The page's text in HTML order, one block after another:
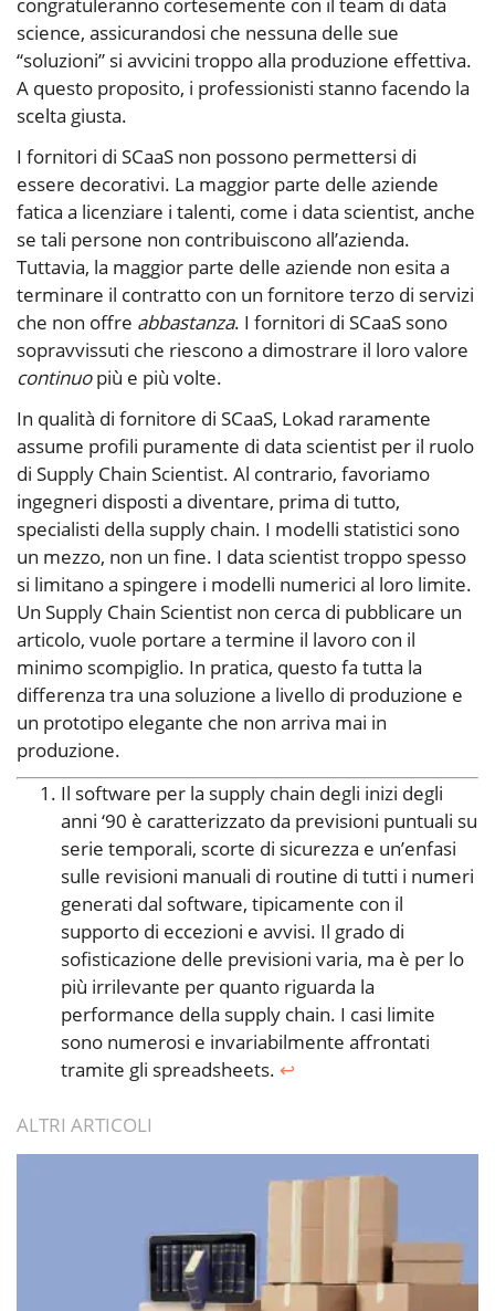
science, assicurandosi che nessuna delle sue
“soluzioni” si avvicini troppo alla produzione effettiva.
A questo proposito, i professionisti stanno facendo la
scelta giusta.
I fornitori di SCaaS non possono permettersi di
essere decorativi. La maggior parte delle aziende
fatica a licenziare i talenti, come i data scientist, anche
se tali persone non contribuiscono all’azienda.
Tuttavia, la maggior parte delle aziende non esita a
terminare il contratto con un fornitore terzo di servizi
che non offre abbastanza. I fornitori di SCaaS sono
sopravvissuti che riescono a dimostrare il loro valore
continuopiù e più volte.
In qualità di fornitore di SCaaS, Lokad raramente
assume profili puramente di data scientist per il ruolo
di Supply Chain Scientist. Al contrario, favoriamo
ingegneri disposti a diventare, prima di tutto,
specialisti della supply chain. I modelli statistici sono
un mezzo, non un fine. I data scientist troppo spesso
si limitano a spingere i modelli numerici al loro limite.
Un Supply Chain Scientist non cerca di pubblicare un
articolo, vuole portare a termine il lavoro con il
minimo scompiglio. In pratica, questo fa tutta la
differenza tra una soluzione a livello di produzione e
un prototipo elegante che non arriva mai in
produzione.
Il software per la supply chain degli inizi degli
anni ‘90 è caratterizzato da previsioni puntuali su
serie temporali, scorte di sicurezza e un’enfasi
sulle revisioni manuali di routine di tutti i numeri
generati dal software, tipicamente con il
supporto di eccezioni e avvisi. Il grado di
sofisticazione delle previsioni varia, ma è per lo
più irrilevante per quanto riguarda la
performance della supply chain. I casi limite
sono numerosi e invariabilmente affrontati
tramite gli spreadsheets. ↩︎
ALTRI ARTICOLI